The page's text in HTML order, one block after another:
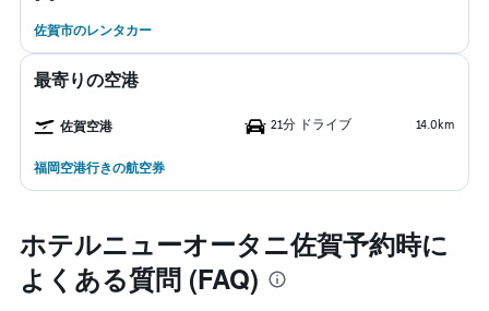
佐賀市のレンタカー
最寄りの空港
佐賀空港 21分 ドライブ 14.0km
福岡空港行きの航空券
ホテルニューオータニ佐賀予約時に
よくある質問 (FAQ)